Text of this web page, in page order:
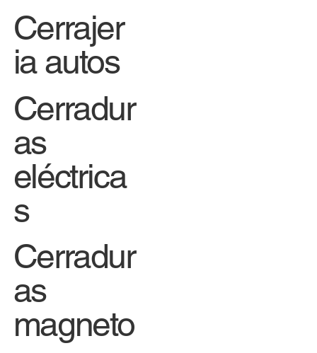
Cerrajer
ia autos
Cerradur
as
eléctrica
s
Cerradur
as
magneto